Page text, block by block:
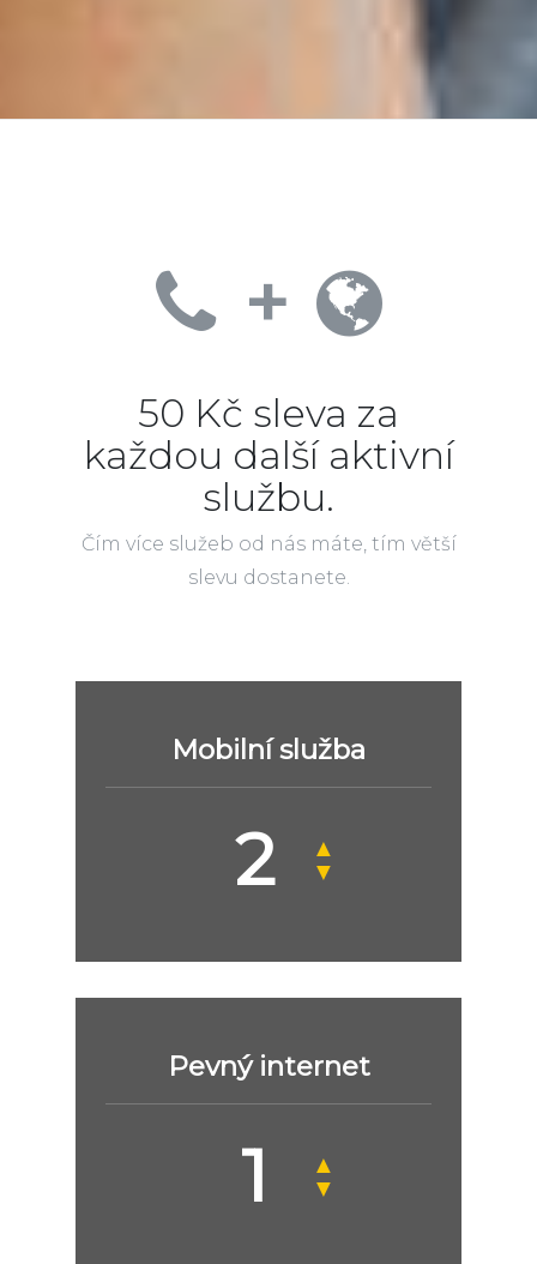
+
50 Kč sleva za
každou další aktivní
službu.
Čím více služeb od nás máte, tím větší
slevu dostanete.
Mobilní služba
▲
▼
Pevný internet
▲
▼